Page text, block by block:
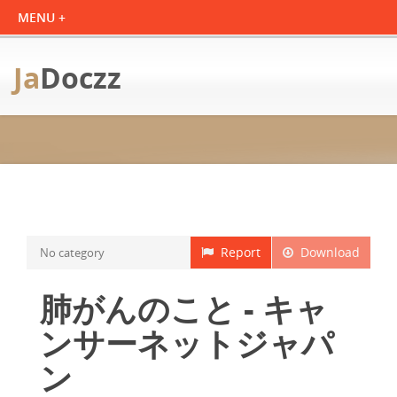
JaDoczz
Download
Report
No category
肺がんのこと - キャ
ンサーネットジャパ
ン